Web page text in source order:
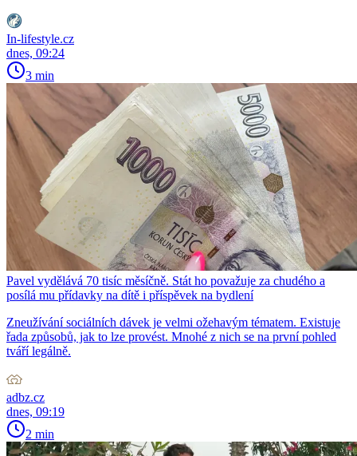
In-lifestyle.cz
dnes, 09:24
3 min
Pavel vydělává 70 tisíc měsíčně. Stát ho považuje za chudého a
posílá mu přídavky na dítě i příspěvek na bydlení
Zneužívání sociálních dávek je velmi ožehavým tématem. Existuje
řada způsobů, jak to lze provést. Mnohé z nich se na první pohled
tváří legálně.
adbz.cz
dnes, 09:19
2 min